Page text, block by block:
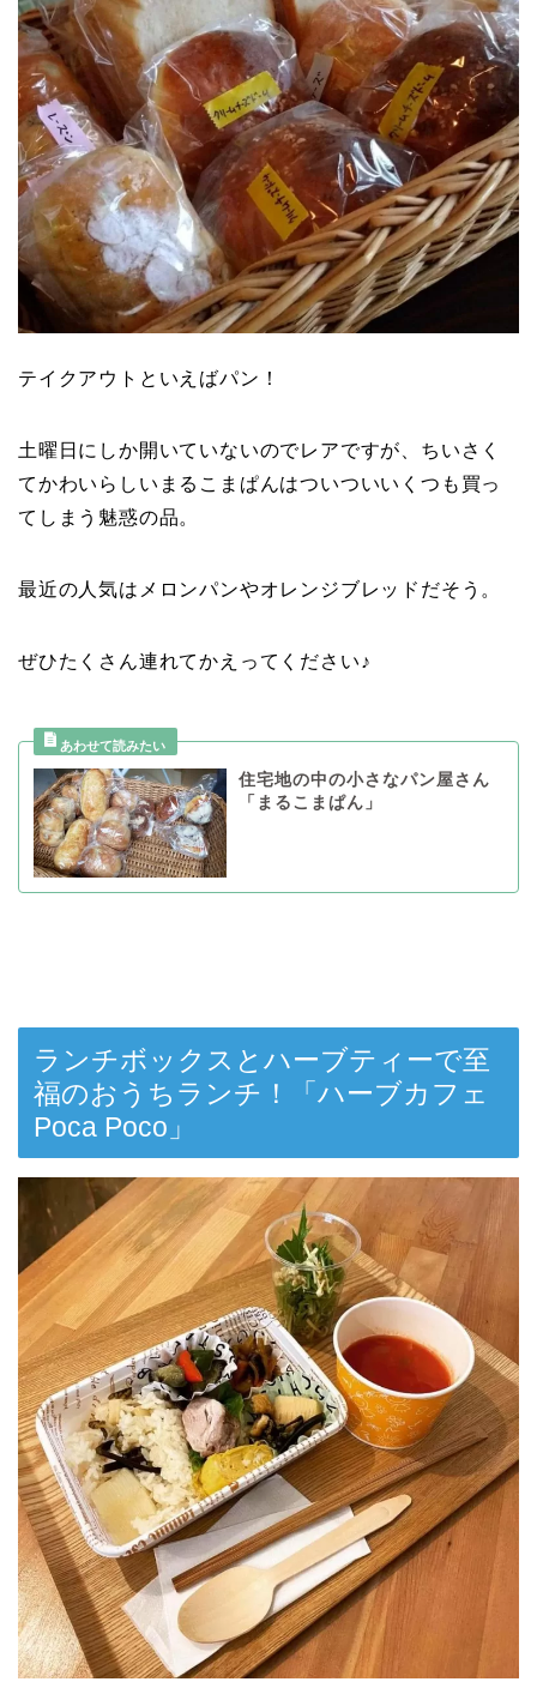
テイクアウトといえばパン！
土曜日にしか開いていないのでレアですが、ちいさく
てかわいらしいまるこまぱんはついついいくつも買っ
てしまう魅惑の品。
最近の人気はメロンパンやオレンジブレッドだそう。
ぜひたくさん連れてかえってください♪
住宅地の中の小さなパン屋さん
「まるこまぱん」
ランチボックスとハーブティーで至
福のおうちランチ！「ハーブカフェ
Poca Poco」